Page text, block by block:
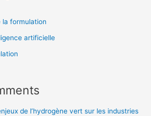
la formulation
artificielle
de l’hydrogène vert sur les industries